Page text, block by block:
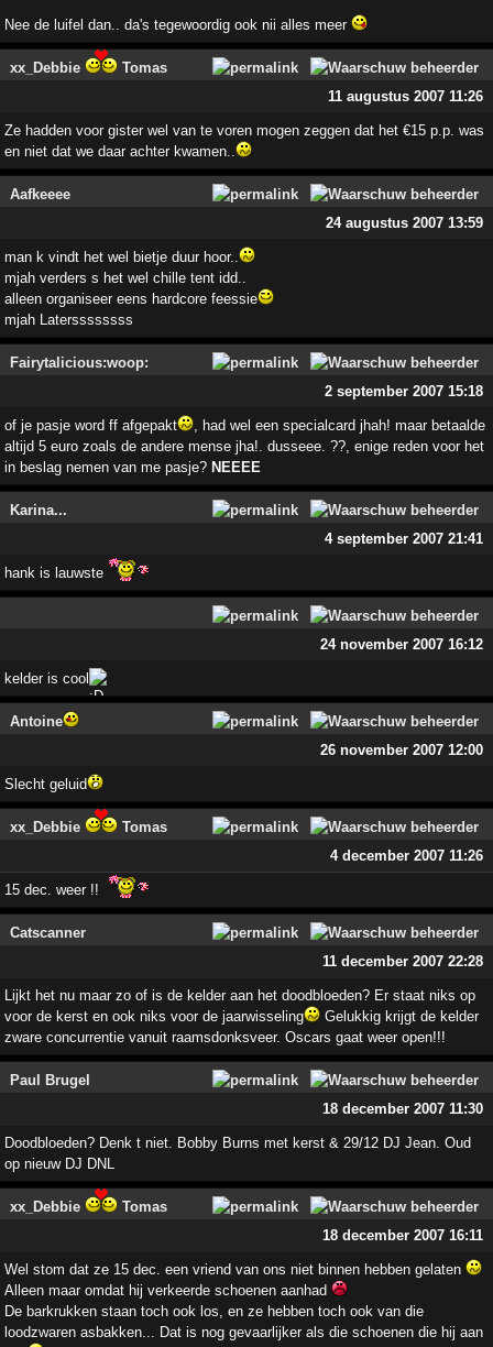
Nee de luifel dan.. da's tegewoordig ook nii alles meer
xx_Debbie
Tomas
11 augustus 2007 11:26
Ze hadden voor gister wel van te voren mogen zeggen dat het €15 p.p. was
en niet dat we daar achter kwamen..
Aafkeeee
24 augustus 2007 13:59
man k vindt het wel bietje duur hoor..
mjah verders s het wel chille tent idd..
alleen organiseer eens hardcore feessie
mjah Laterssssssss
Fairytalicious:woop:
2 september 2007 15:18
of je pasje word ff afgepakt
, had wel een specialcard jhah! maar betaalde
altijd 5 euro zoals de andere mense jha!. dusseee. ??, enige reden voor het
in beslag nemen van me pasje? NEEEE
Karina...
4 september 2007 21:41
hank is lauwste
24 november 2007 16:12
kelder is cool
Antoine
26 november 2007 12:00
Slecht geluid
xx_Debbie
Tomas
4 december 2007 11:26
15 dec. weer !!
Catscanner
11 december 2007 22:28
Lijkt het nu maar zo of is de kelder aan het doodbloeden? Er staat niks op
voor de kerst en ook niks voor de jaarwisseling
Gelukkig krijgt de kelder
zware concurrentie vanuit raamsdonksveer. Oscars gaat weer open!!!
Paul Brugel
18 december 2007 11:30
Doodbloeden? Denk t niet. Bobby Burns met kerst & 29/12 DJ Jean. Oud
op nieuw DJ DNL
xx_Debbie
Tomas
18 december 2007 16:11
Wel stom dat ze 15 dec. een vriend van ons niet binnen hebben gelaten
Alleen maar omdat hij verkeerde schoenen aanhad
De barkrukken staan toch ook los, en ze hebben toch ook van die
loodzwaren asbakken... Dat is nog gevaarlijker als die schoenen die hij aan